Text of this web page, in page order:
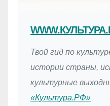
Твой гид по
истории страны,
культурные
«Культура.РФ»